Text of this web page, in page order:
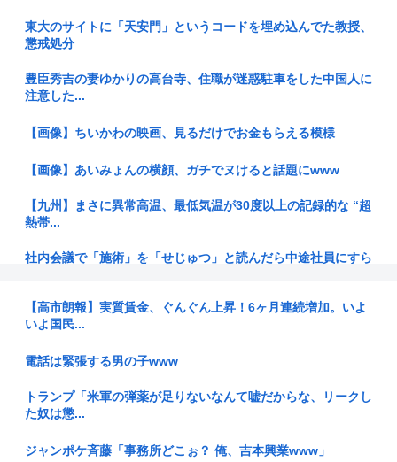
東大のサイトに「天安門」というコードを埋め込んでた教授、
懲戒処分
豊臣秀吉の妻ゆかりの高台寺、住職が迷惑駐車をした中国人に
注意した...
【画像】ちいかわの映画、見るだけでお金もらえる模様
【画像】あいみょんの横顔、ガチでヌけると話題にwww
【九州】まさに異常高温、最低気温が30度以上の記録的な “超
熱帯...
社内会議で「施術」を「せじゅつ」と読んだら中途社員にすら
ヒカルさん、明治座での落語家デビュー公演をユーチューブで
全編公開...
早朝5時からキャラ弁作りなんてあり得ない…中国のお母さん
【中国】若者に広がる経済苦境「ベッドシェアリング」
日本って侵略国家だったのに反省してないよな
【高市朗報】実質賃金、ぐんぐん上昇！6ヶ月連続増加。いよ
いよ国民...
電話は緊張する男の子www
トランプ「米軍の弾薬が足りないなんて嘘だからな、リークし
た奴は懲...
ジャンポケ斉藤「事務所どこぉ？ 俺、吉本興業www」